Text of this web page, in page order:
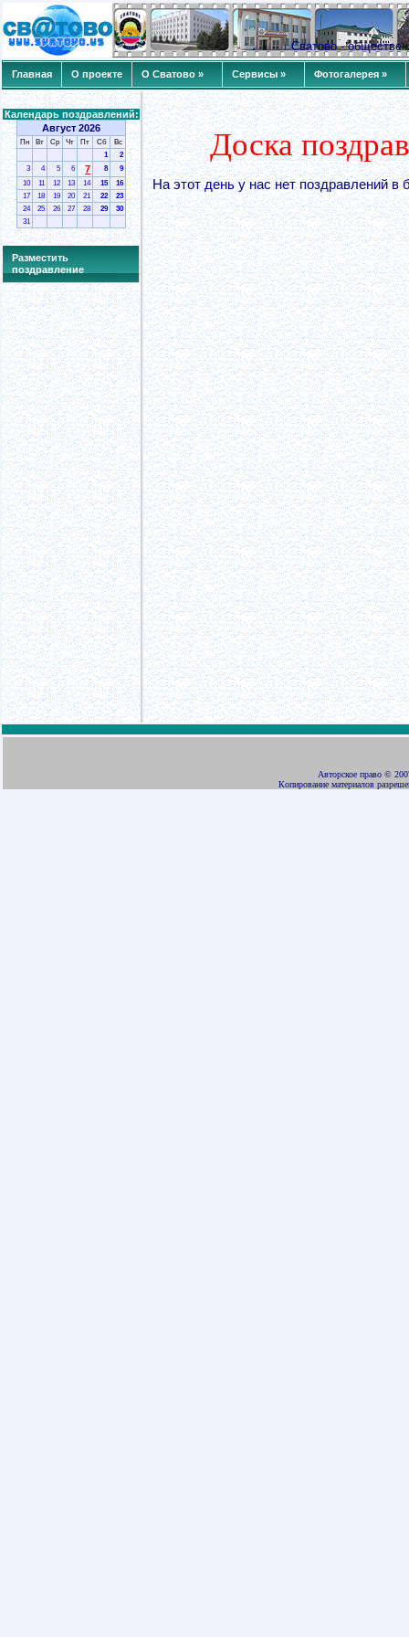
Сватово -
Главная О проекте О Сватово » Сервисы » Фотогалерея »
Календарь поздравлений:
Август 2026
Пн Вт Ср Чт Пт Сб
Вс
1
2
3
4 5 6 7 8
9
10
11 12 13 14 15
16
17
18 19 20 21 22
23
24
25 26 27 28 29
30
31
Разместить
поздравление
Доска
На этот день у нас нет поздравлений
Авторское право ©
Копирование материалов